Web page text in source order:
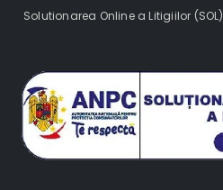
Solutionarea Online a Litigiilor (SOL)